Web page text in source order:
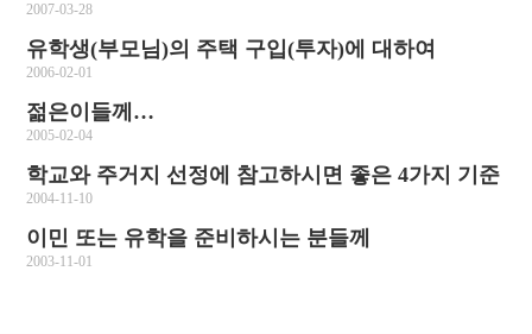
2007-03-28
유학생(부모님)의 주택 구입(투자)에 대하여
2006-02-01
젊은이들께…
2005-02-04
학교와 주거지 선정에 참고하시면 좋은 4가지 기준
2004-11-10
이민 또는 유학을 준비하시는 분들께
2003-11-01